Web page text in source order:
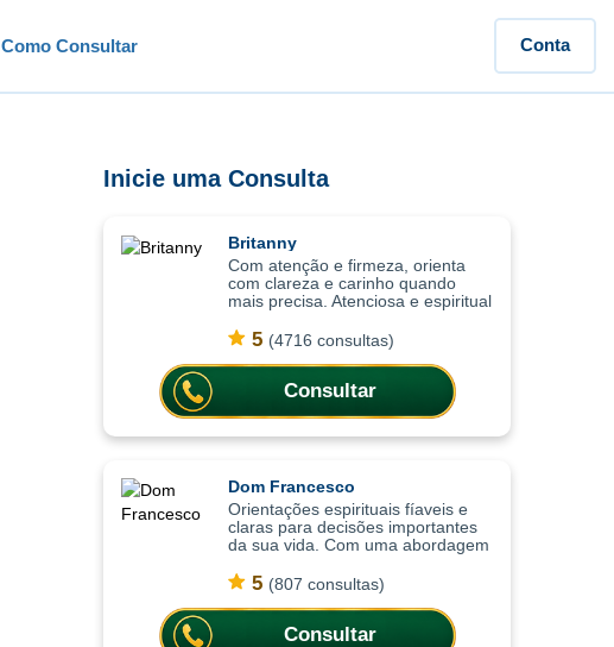
Como Consultar Conta
Inicie uma Consulta
Britanny
Com atenção e firmeza, orienta
com clareza e carinho quando
mais precisa. Atenciosa e espiritual
consultas ajudam a compreender
situações com mais clareza,
oferecendo or
5 (4716 consultas)
Consultar
Dom Francesco
Orientações espirituais fíaveis e
claras para decisões importantes
da sua vida. Com uma abordagem
wiccaniana e na prática da
bruxaria solitária, as consultas
ajudam a co
5 (807 consultas)
Consultar